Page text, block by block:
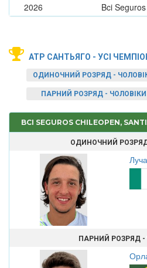
2026
Bci
ATP САНТЬЯГО - УСІ
ОДИНОЧНИЙ РОЗРЯД -
ПАРНИЙ РОЗРЯД - ЧОЛОВІКИ
BCI SEGUROS CHILEOPEN,
ОДИНОЧНИЙ
ПАРНИЙ РОЗРЯД -